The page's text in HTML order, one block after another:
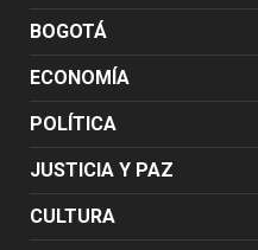
BOGOTÁ
ECONOMÍA
POLÍTICA
JUSTICIA Y PAZ
CULTURA